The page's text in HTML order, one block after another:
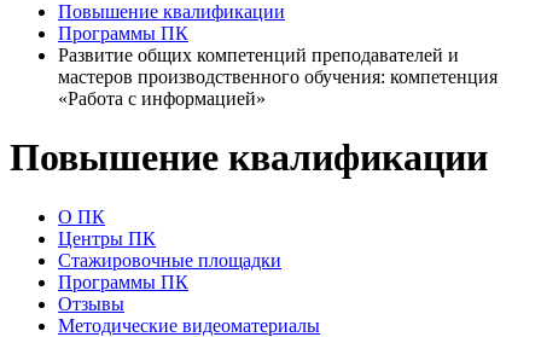
Повышение квалификации
Программы ПК
Развитие общих компетенций преподавателей и
мастеров производственного обучения: компетенция
«Работа с информацией»
Повышение квалификации
О ПК
Центры ПК
Стажировочные площадки
Программы ПК
Отзывы
Методические видеоматериалы